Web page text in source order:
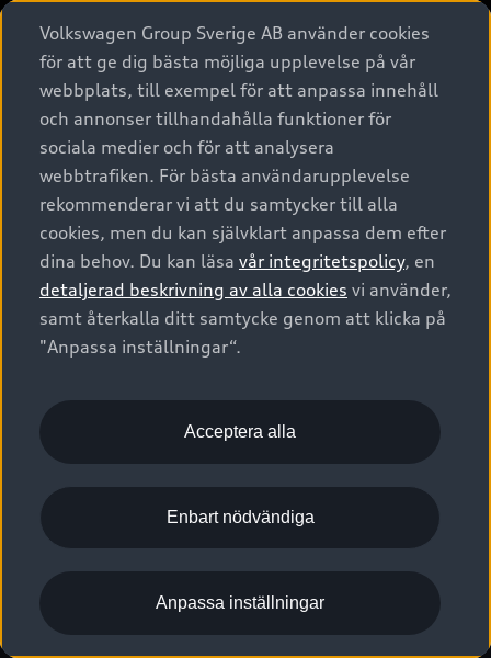
A6 modellerna
SUV
Avant
Audi Sport
Privatleasing
Nya bilar i lager
Begagnade bilar i lager
Audi approved :plus - så gott som nya
Finansiering
Audi exclusive
Provkörning
Service & tillbehör
Audi digital services
Originaltillbehör - köp online
Garantier
Försäkring
Digitala manualer för din Audi
Audi Collection – livsstilsartiklar
Vanliga frågor
2G/3G nätet stängs ned - Hur påverkas min bil av detta?
Tjänstebil
Tjänstebil
Business lease online
Företagsleasing
Om Audi Sverige
Kontakta oss
Audi Återförsäljare/-serviceverkstad
myAudi
Pressmeddelanden
Nyhetsbrev
Vårt hållbarhetsarbete
Lediga tjänster huvudkontor
Lediga tjänster hos Audi Återförsäljare
Kommentar till mediauppgifter om dataläcka
© 2026 AUDI SVERIGE. All Rights Reserved.
Utgivare Juridiskt
Juridiskt Audi AG
Juridiskt Audi Digital Giveaway
Anpassa inställningar för cookies
Visselblåsarkanaler
Volkswagen Group Sverige AB använder cookies
för att ge dig bästa möjliga upplevelse på vår
webbplats, till exempel för att anpassa innehåll
och annonser tillhandahålla funktioner för
sociala medier och för att analysera
webbtrafiken. För bästa användarupplevelse
rekommenderar vi att du samtycker till alla
cookies, men du kan självklart anpassa dem efter
dina behov. Du kan läsa vår integritetspolicy, en
detaljerad beskrivning av alla cookies vi använder,
samt återkalla ditt samtycke genom att klicka på
"Anpassa inställningar“.
Acceptera alla
Enbart nödvändiga
Anpassa inställningar